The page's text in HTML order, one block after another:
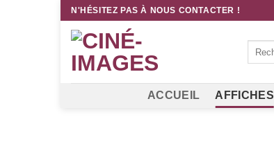
Passer
contenu
N'HÉSITEZ PAS À NOUS CONTACTER !
ACCUEIL AFFICHES